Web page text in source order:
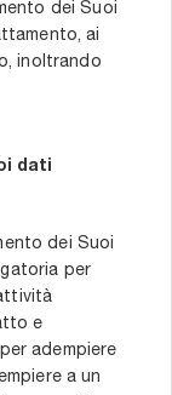
dei Suoi
ai
inoltrando
dati
dei Suoi
per
e
adempiere
a un